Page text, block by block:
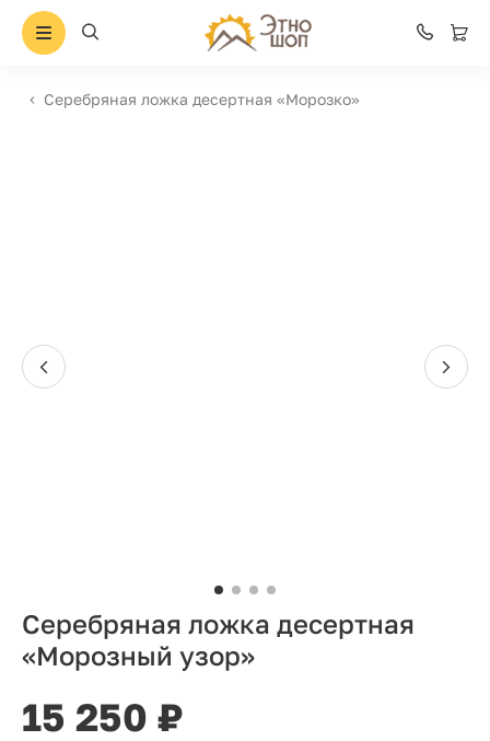
Серебряная ложка десертная «Морозко»
Серебряная ложка десертная
«Морозный узор»
15 250 ₽